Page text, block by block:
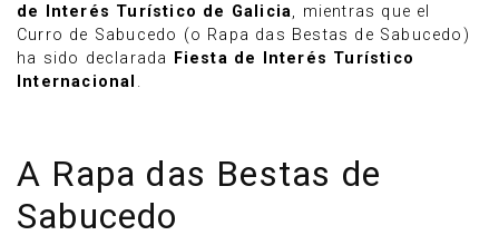
de Interés Turístico de Galicia, mientras que el
Curro de Sabucedo (o Rapa das Bestas de Sabucedo)
ha sido declarada
Fiesta de Interés Turístico
Internacional .
A Rapa das Bestas de
Sabucedo